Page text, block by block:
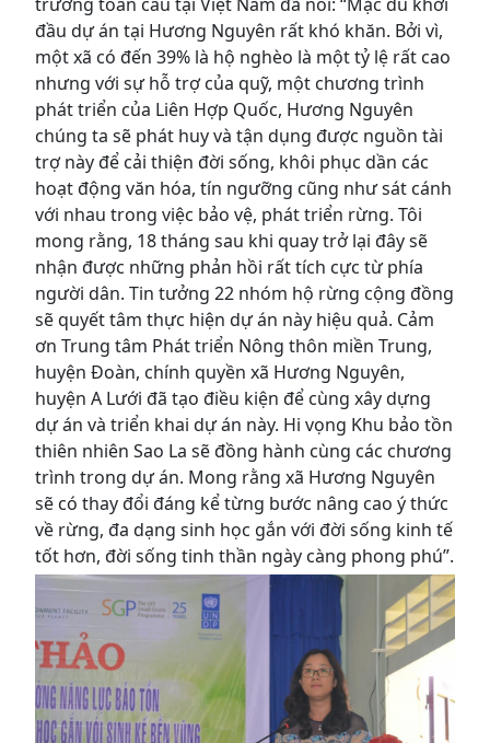
đầu dự án tại Hương Nguyên rất khó khăn. Bởi vì,
một xã có đến 39% là hộ nghèo là một tỷ lệ rất cao
nhưng với sự hỗ trợ của quỹ, một chương trình
phát triển của Liên Hợp Quốc, Hương Nguyên
chúng ta sẽ phát huy và tận dụng được nguồn tài
trợ này để cải thiện đời sống, khôi phục dần các
hoạt động văn hóa, tín ngưỡng cũng như sát cánh
với nhau trong việc bảo vệ, phát triển rừng. Tôi
mong rằng, 18 tháng sau khi quay trở lại đây sẽ
nhận được những phản hồi rất tích cực từ phía
người dân. Tin tưởng 22 nhóm hộ rừng cộng đồng
sẽ quyết tâm thực hiện dự án này hiệu quả. Cảm
ơn Trung tâm Phát triển Nông thôn miền Trung,
huyện Đoàn, chính quyền xã Hương Nguyên,
huyện A Lưới đã tạo điều kiện để cùng xây dựng
dự án và triển khai dự án này. Hi vọng Khu bảo tồn
thiên nhiên Sao La sẽ đồng hành cùng các chương
trình trong dự án. Mong rằng xã Hương Nguyên
sẽ có thay đổi đáng kể từng bước nâng cao ý thức
về rừng, đa dạng sinh học gắn với đời sống kinh tế
tốt hơn, đời sống tinh thần ngày càng phong phú”.